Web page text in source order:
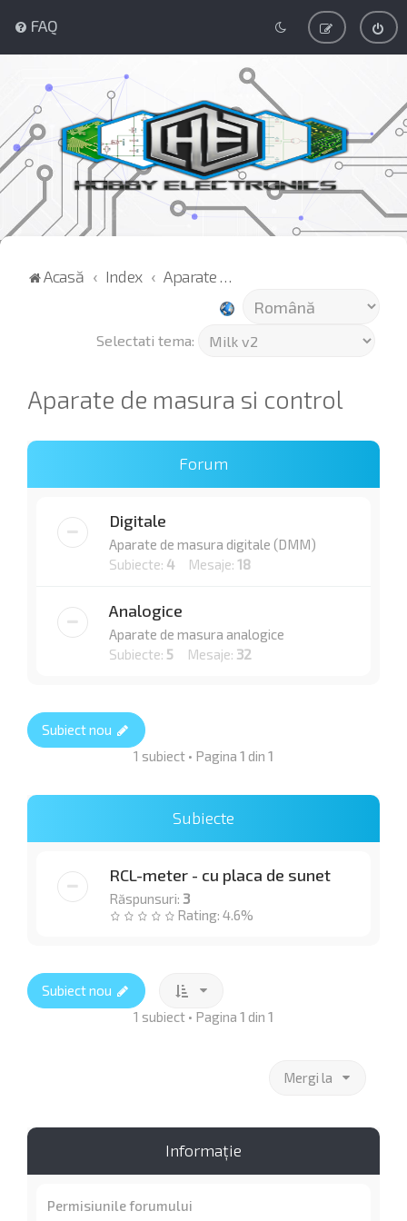
FAQ
Acasă Index Aparate de masura si control
Selectati tema:
Aparate de masura si control
Forum
Digitale
Aparate de masura digitale (DMM)
Subiecte: 4Mesaje: 18
Analogice
Aparate de masura analogice
Subiecte: 5 Mesaje: 32
Subiect nou
1 subiect • Pagina 1 din 1
Subiecte
RCL-meter - cu placa de sunet
Răspunsuri: 3
Rating: 4.6%
Subiect nou
1 subiect • Pagina 1 din 1
Mergi la
Informaţie
Permisiunile forumului